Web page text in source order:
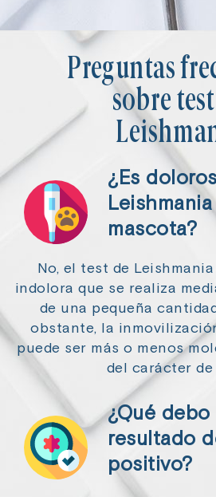
Preguntas
sobre
¿Es
mascota?
No, el test de
indolora que se realiza
de una pequeña
obstante, la
puede ser más o menos
del carácter de
¿Qué
resultado
positivo?